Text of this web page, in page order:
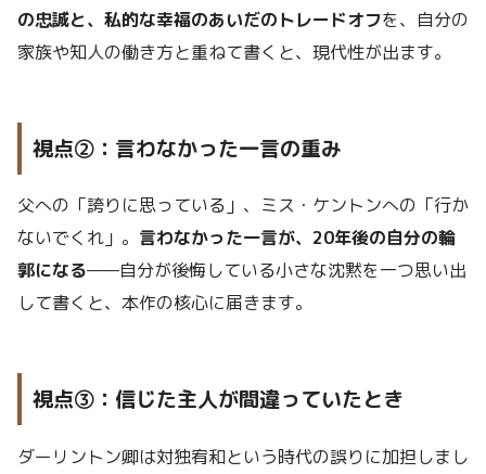
の忠誠と、私的な幸福のあいだのトレードオフを、自分の
家族や知人の働き方と重ねて書くと、現代性が出ます。
視点②：言わなかった一言の重み
父への「誇りに思っている」、ミス・ケントンへの「行か
ないでくれ」。 言わなかった一言が、20年後の自分の輪
郭になる——自分が後悔している小さな沈黙を一つ思い出
して書くと、本作の核心に届きます。
視点③：信じた主人が間違っていたとき
ダーリントン卿は対独宥和という時代の誤りに加担しまし